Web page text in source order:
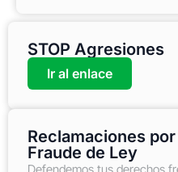
STOP Agresiones
Ir al enlace
Reclamaciones
Fraude de Ley